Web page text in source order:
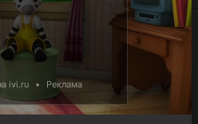
ivi.ru • Реклама